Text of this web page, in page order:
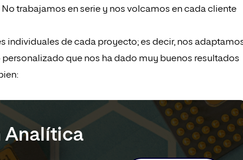
trabajamos en serie y nos volcamos en cada cliente
individuales de cada proyecto; es decir, nos
que nos ha dado muy buenos resultados
Analítica